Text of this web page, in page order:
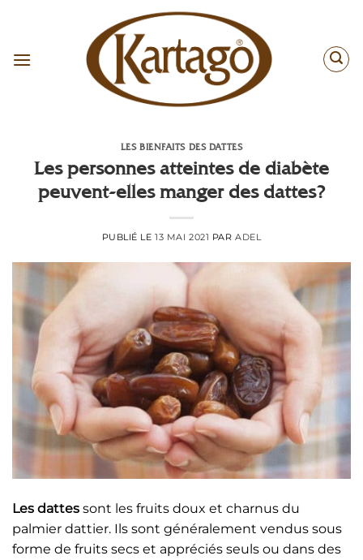
LES BIENFAITS DES DATTES
Les personnes atteintes de diabète
peuvent-elles manger des dattes?
PUBLIÉ LE13 MAI 2021 PARADEL
Les dattes sont les fruits doux et charnus du
palmier dattier. Ils sont généralement vendus sous
forme de fruits secs et appréciés seuls ou dans des